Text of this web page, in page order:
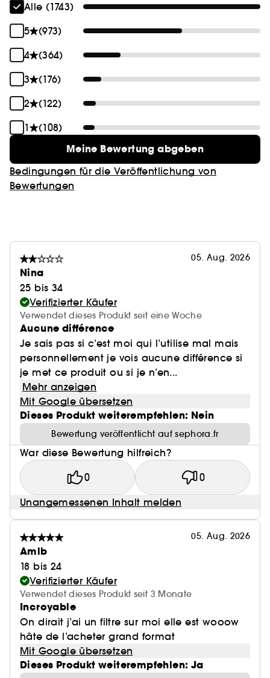
Alle (1743)
5
(973)
4
(364)
3
(176)
2
(122)
1
(108)
Meine Bewertung abgeben
Bedingungen für die Veröffentlichung von
Bewertungen
05. Aug. 2026
Nina
25 bis 34
Verifizierter Käufer
Verwendet dieses Produkt seit eine Woche
Aucune différence
Je sais pas si c’est moi qui l’utilise mal mais
personnellement je vois aucune différence si
je met ce produit ou si je n’en...
Mehr anzeigen
Mit Google übersetzen
Dieses Produkt weiterempfehlen: Nein
Bewertung veröffentlicht auf sephora.fr
War diese Bewertung hilfreich?
0 0
Unangemessenen Inhalt melden
05. Aug. 2026
Amlb
18 bis 24
Verifizierter Käufer
Verwendet dieses Produkt seit 3 Monate
Incroyable
On dirait j’ai un filtre sur moi elle est wooow
hâte de l’acheter grand format
Mit Google übersetzen
Dieses Produkt weiterempfehlen: Ja